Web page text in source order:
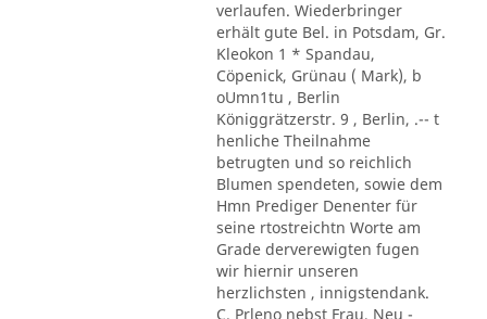
verlaufen. Wiederbringer
erhält gute Bel. in Potsdam, Gr.
Kleokon 1 * Spandau,
Cöpenick, Grünau ( Mark), b
oUmn1tu , Berlin
Königgrätzerstr. 9 , Berlin, .-- t
henliche Theilnahme
betrugten und so reichlich
Blumen spendeten, sowie dem
Hmn Prediger Denenter für
seine rtostreichtn Worte am
Grade derverewigten fugen
wir hiernir unseren
herzlichsten , innigstendank.
C. Prleno nebst Frau, Neu -